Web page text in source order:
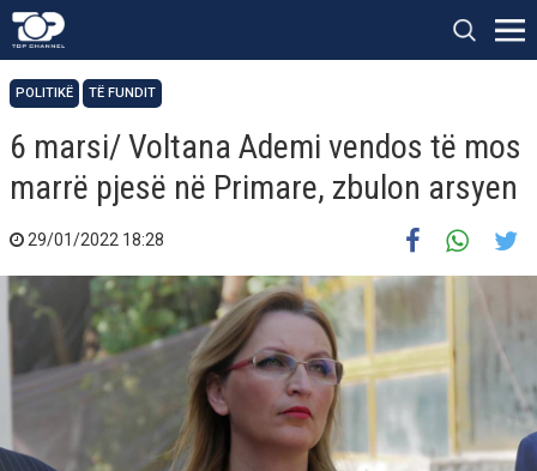
POLITIKË TË FUNDIT
6 marsi/ Voltana Ademi vendos të mos
marrë pjesë në Primare, zbulon arsyen
29/01/2022 18:28